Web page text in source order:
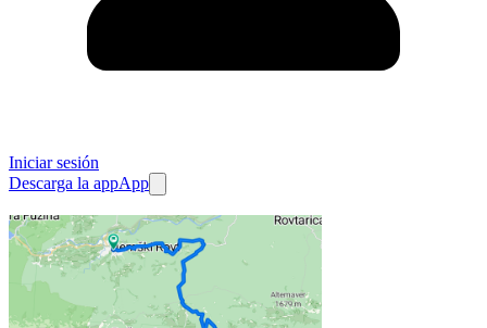
Iniciar sesión
Descarga la appApp